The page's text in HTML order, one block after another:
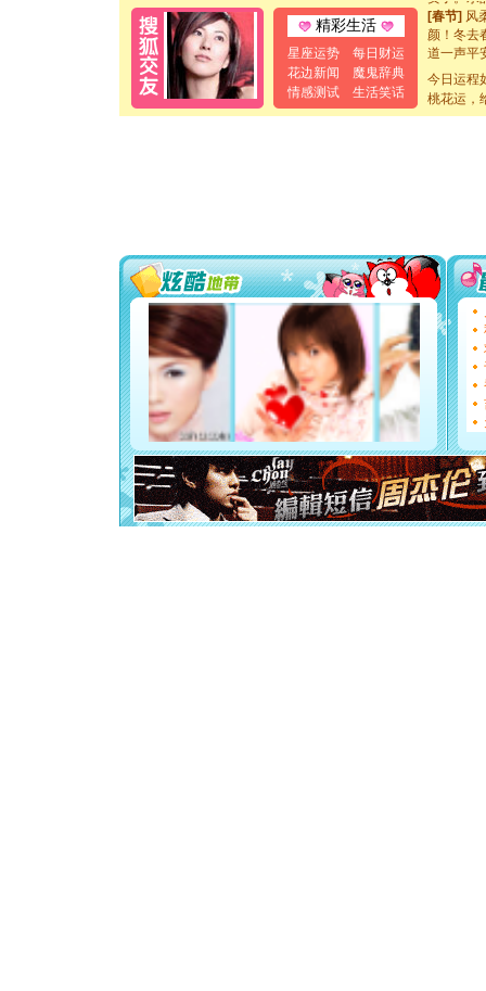
精彩生活
星座运势
每日财运
花边新闻
魔鬼辞典
情感测试
生活笑话
[春节] 风
颜！冬去
道一声平
片叶子是
送你一棵
[圣诞节]
[元旦]看
断电。
你是我
[元旦]
如
起；二
离。水
[元旦]
当
泣，这
卖了。
[春节] 风
颜！冬去
道一声平
[春节]传
片叶子是
送你一棵
今日运程
桃花运，